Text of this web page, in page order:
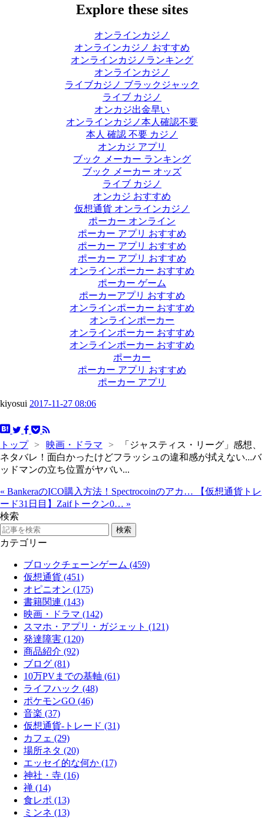
Explore these sites
オンラインカジノ
オンラインカジノ おすすめ
オンラインカジノランキング
オンラインカジノ
ライブカジノ ブラックジャック
ライブ カジノ
オンカジ出金早い
オンラインカジノ本人確認不要
本人 確認 不要 カジノ
オンカジ アプリ
ブック メーカー ランキング
ブック メーカー オッズ
ライブ カジノ
オンカジ おすすめ
仮想通貨 オンラインカジノ
ポーカー オンライン
ポーカー アプリ おすすめ
ポーカー アプリ おすすめ
ポーカー アプリ おすすめ
オンラインポーカー おすすめ
ポーカー ゲーム
ポーカーアプリ おすすめ
オンラインポーカー おすすめ
オンラインポーカー
オンラインポーカー おすすめ
オンラインポーカー おすすめ
ポーカー
ポーカー アプリ おすすめ
ポーカー アプリ
kiyosui 2017-11-27 08:06
トップ > 映画・ドラマ >
「ジャスティス・リーグ」感想、
ネタバレ！面白かったけどフラッシュの違和感が拭えない...バ
ッドマンの立ち位置がヤバい...
« BankeraのICO購入方法！Spectrocoinのアカ…
【仮想通貨トレ
ード31日目】Zaifトークン0… »
検索
カテゴリー
ブロックチェーンゲーム (459)
仮想通貨 (451)
オピニオン (175)
書籍関連 (143)
映画・ドラマ (142)
スマホ・アプリ・ガジェット (121)
発達障害 (120)
商品紹介 (92)
ブログ (81)
10万PVまでの基軸 (61)
ライフハック (48)
ポケモンGO (46)
音楽 (37)
仮想通貨-トレード (31)
カフェ (29)
場所ネタ (20)
エッセイ的な何か (17)
神社・寺 (16)
禅 (14)
食レポ (13)
ミンネ (13)